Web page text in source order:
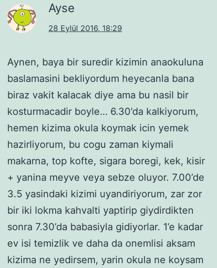
Ayse
28 Eylül 2016, 18:29
Aynen, baya bir suredir kizimin anaokuluna
baslamasini bekliyordum heyecanla bana
biraz vakit kalacak diye ama bu nasil bir
kosturmacadir boyle… 6.30’da kalkiyorum,
hemen kizima okula koymak icin yemek
hazirliyorum, bu cogu zaman kiymali
makarna, top kofte, sigara boregi, kek, kisir
+ yanina meyve veya sebze oluyor. 7.00’de
3.5 yasindaki kizimi uyandiriyorum, zar zor
bir iki lokma kahvalti yaptirip giydirdikten
sonra 7.30’da babasiyla gidiyorlar. 1’e kadar
ev isi temizlik ve daha da onemlisi aksam
kizima ne yedirsem, yarin okula ne koysam